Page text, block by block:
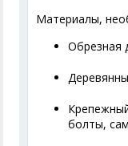
Материалы,
Обрезная
болты,